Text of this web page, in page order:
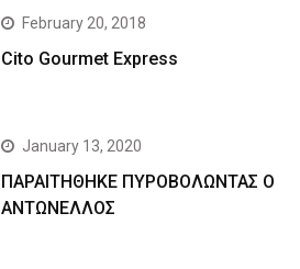
February 20, 2018
Cito Gourmet Express
January 13, 2020
ΠΑΡΑΙΤΗΘΗΚΕ ΠΥΡΟΒΟΛΩΝΤΑΣ Ο
ΑΝΤΩΝΕΛΛΟΣ